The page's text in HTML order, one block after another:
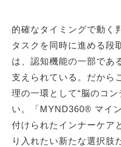
的確なタイミングで動く
タスクを同時に進める段
は、認知機能の一部であ
支えられている。だから
理の一環として“脳のコ
い。「MYND360® マイ
付けられたインナーケア
り入れたい新たな選択肢